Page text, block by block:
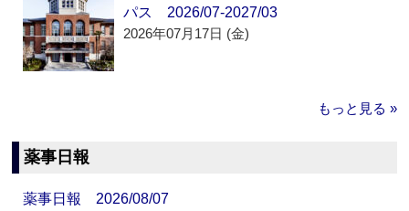
パス 2026/07-2027/03
2026年07月17日 (金)
もっと見る »
薬事日報
薬事日報 2026/08/07